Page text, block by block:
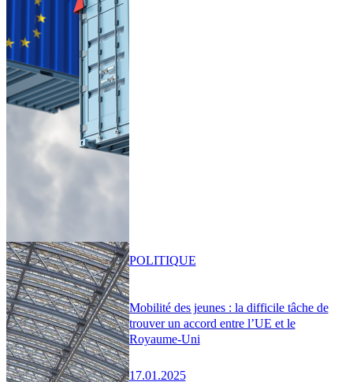
Mobilité des jeunes : la difficile tâche de
trouver un accord entre l’UE et le
Royaume-Uni
17.01.2025
POLITIQUE